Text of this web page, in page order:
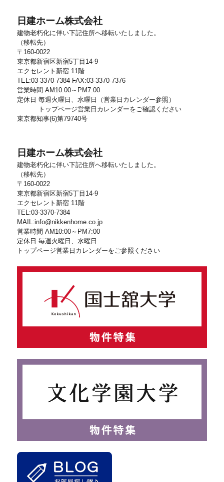
日建ホーム株式会社
建物老朽化に伴い下記住所へ移転いたしました。
（移転先）
〒160-0022
東京都新宿区新宿5丁目14-9
エクセレント新宿 11階
TEL:03-3370-7384 FAX:03-3370-7376
営業時間 AM10:00～PM7:00
定休日 毎週火曜日、水曜日（営業日カレンダー参照）
トップページ営業日カレンダーをご確認ください
東京都知事(6)第79740号
日建ホーム株式会社
建物老朽化に伴い下記住所へ移転いたしました。
（移転先）
〒160-0022
東京都新宿区新宿5丁目14-9
エクセレント新宿 11階
TEL:03-3370-7384
MAIL:info@nikkenhome.co.jp
営業時間 AM10:00～PM7:00
定休日 毎週火曜日、水曜日
トップページ営業日カレンダーをご参照ください